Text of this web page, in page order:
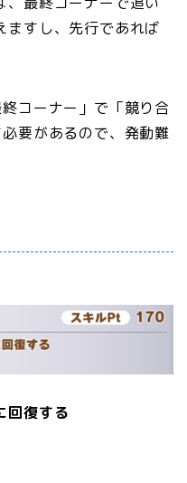
ますし、先行であれば
コーナー」で「競り合
要があるので、発動難
回復する